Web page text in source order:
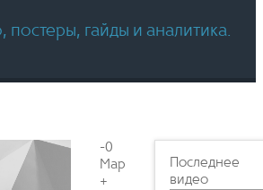
постеры, гайды и аналитика.
-0
Мар
+
Последнее
видео